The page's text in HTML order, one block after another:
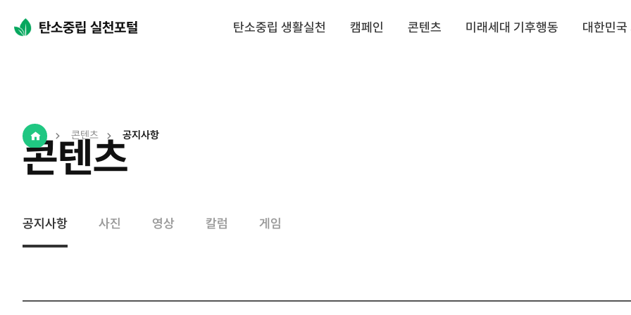
탄소중립 생활실천 캠페인 콘텐츠 미래세대 기후행동 대한민국
콘텐츠
공지사항 사진 영상 칼럼 게임
Home
콘텐츠 공지사항